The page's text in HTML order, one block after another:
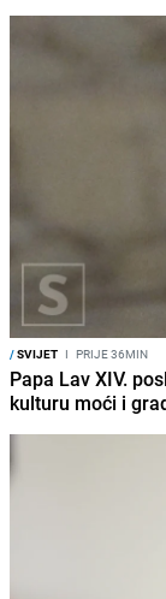
/SVIJET I PRIJE 36MIN
Papa Lav XIV.
kulturu moći i